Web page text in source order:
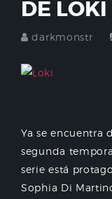
DE LOKI
darkmonstr
Ya se encuentra
segunda
serie está
Sophia Di